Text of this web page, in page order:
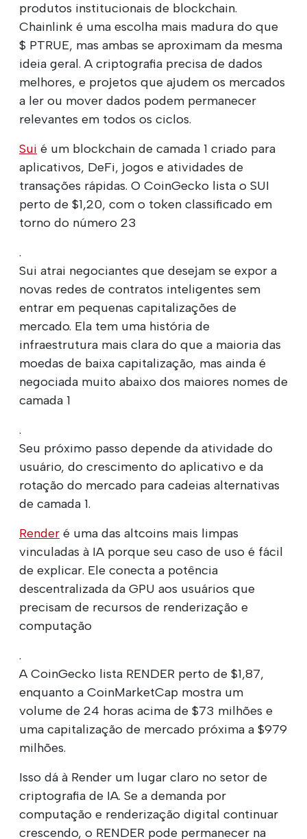
produtos institucionais de blockchain.
Chainlink é uma escolha mais madura do que
$ PTRUE, mas ambas se aproximam da mesma
ideia geral. A criptografia precisa de dados
melhores, e projetos que ajudem os mercados
a ler ou mover dados podem permanecer
relevantes em todos os ciclos.
Sui é um blockchain de camada 1 criado para
aplicativos, DeFi, jogos e atividades de
transações rápidas. O CoinGecko lista o SUI
perto de $1,20, com o token classificado em
torno do número 23
.
Sui atrai negociantes que desejam se expor a
novas redes de contratos inteligentes sem
entrar em pequenas capitalizações de
mercado. Ela tem uma história de
infraestrutura mais clara do que a maioria das
moedas de baixa capitalização, mas ainda é
negociada muito abaixo dos maiores nomes de
camada 1
.
Seu próximo passo depende da atividade do
usuário, do crescimento do aplicativo e da
rotação do mercado para cadeias alternativas
de camada 1.
Render é uma das altcoins mais limpas
vinculadas à IA porque seu caso de uso é fácil
de explicar. Ele conecta a potência
descentralizada da GPU aos usuários que
precisam de recursos de renderização e
computação
.
A CoinGecko lista RENDER perto de $1,87,
enquanto a CoinMarketCap mostra um
volume de 24 horas acima de $73 milhões e
uma capitalização de mercado próxima a $979
milhões.
Isso dá à Render um lugar claro no setor de
criptografia de IA. Se a demanda por
computação e renderização digital continuar
crescendo, o RENDER pode permanecer na